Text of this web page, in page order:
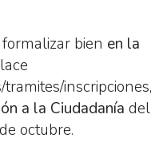
bien en la
inscripciones,
a la Ciudadanía del
octubre.